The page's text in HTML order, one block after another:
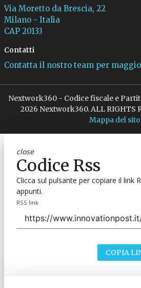
Via Moretto da Brescia, 22
Milano - Italia
CAP 20133
Contatti
Contatta il nostro team per
Nextwork360 - Codice fiscale e
2026 Nextwork360. ALL RIGHTS
Mappa del sito
close
Codice Rss
Clicca sul pulsante per copiare il link
appunti.
RSS link
COPIA